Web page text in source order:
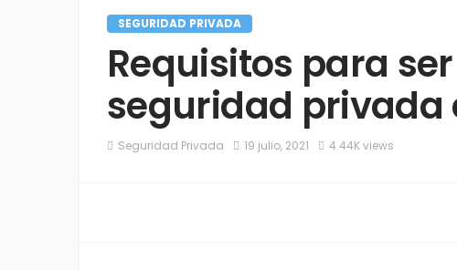
SEGURIDAD PRIVADA
Requisitos para
seguridad privada
Seguridad Privada 19 julio, 2021 4.44K views